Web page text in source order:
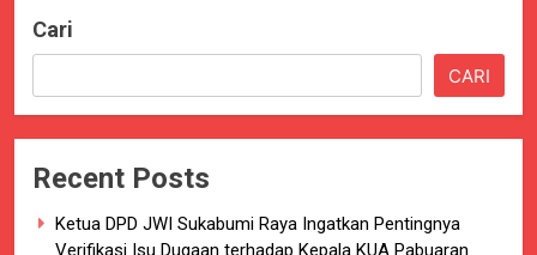
Cari
CARI
Recent Posts
Ketua DPD JWI Sukabumi Raya Ingatkan Pentingnya
Verifikasi Isu Dugaan terhadap Kepala KUA Pabuaran